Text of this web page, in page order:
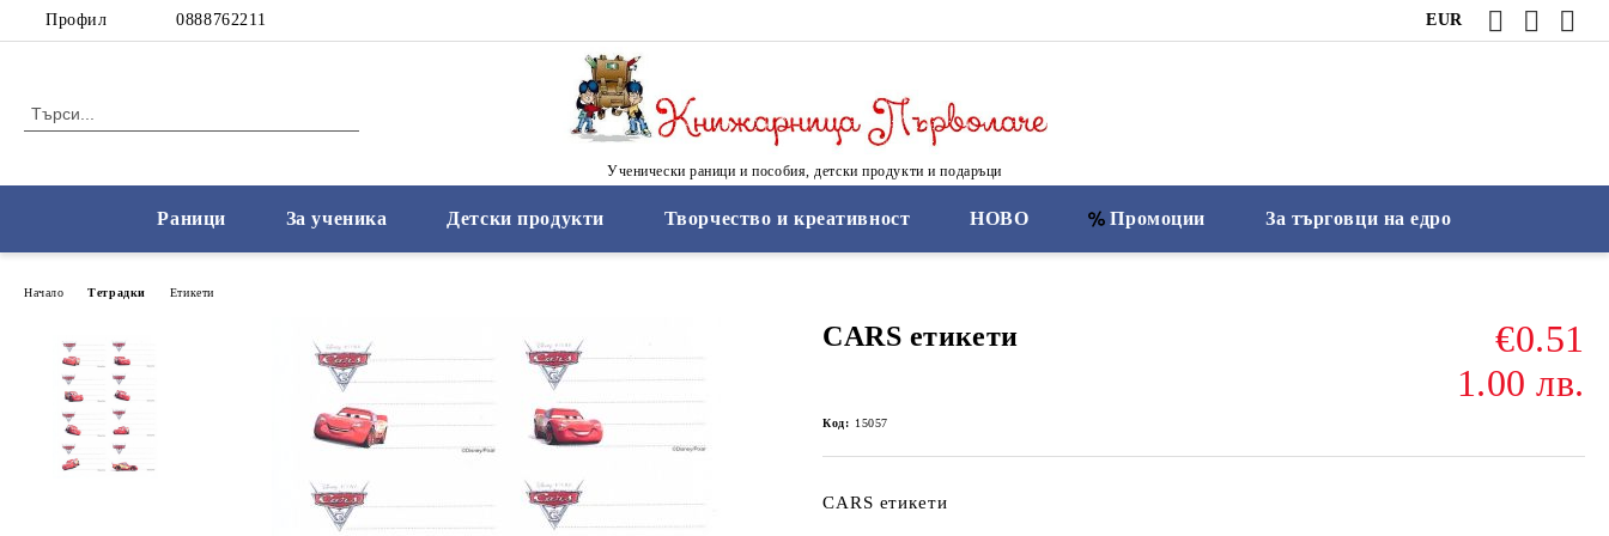
Профил 0888762211 EUR
Ученически раници и пособия, детски продукти и подаръци
Раници За ученика Детски продукти Творчество и креативност НОВО Промоции За търговци на едро
Начало Тетрадки Етикети
CARS етикети
€0.51
1.00 лв.
Код: 15057
CARS етикети